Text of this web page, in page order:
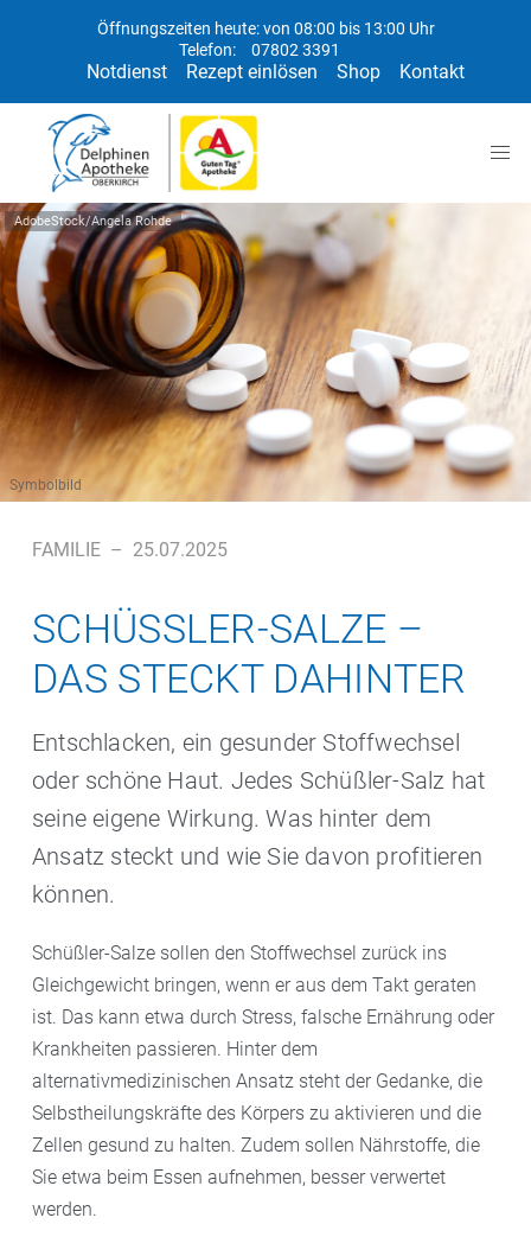
Öffnungszeiten heute: von 08:00 bis 13:00 Uhr
Telefon:
07802 3391
Notdienst Rezept einlösen Shop Kontakt
AdobeStock/Angela Rohde
Symbolbild
FAMILIE – 25.07.2025
SCHÜSSLER-SALZE – D
AS STECKT DAHINTER
Entschlacken, ein gesunder Stoffwechsel
oder schöne Haut. Jedes Schüßler-Salz hat
seine eigene Wirkung. Was hinter dem
Ansatz steckt und wie Sie davon profitieren
können.
Schüßler-Salze sollen den Stoffwechsel zurück ins
Gleichgewicht bringen, wenn er aus dem Takt geraten
ist. Das kann etwa durch Stress, falsche Ernährung oder
Krankheiten passieren. Hinter dem
alternativmedizinischen Ansatz steht der Gedanke, die
Selbstheilungskräfte des Körpers zu aktivieren und die
Zellen gesund zu halten. Zudem sollen Nährstoffe, die
Sie etwa beim Essen aufnehmen, besser verwertet
werden.